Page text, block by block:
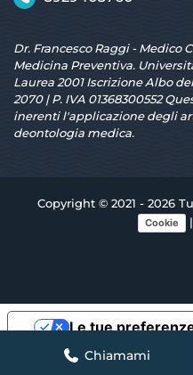
Chiamami
Dr. Francesco Raggi - Medico
Medicina Preventiva.
Laurea 2001 Iscrizione Albo
2070 | P. IVA 01368300552
inerenti l'applicazione degli
deontologia medica.
Copyright © 2021 - 2026
Cookie |
Informativa sulla raccolta
Le tue